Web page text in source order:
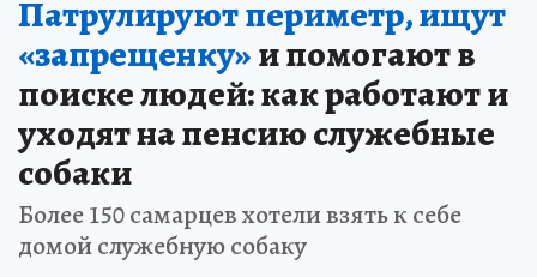
Патрулируют периметр, ищут
«запрещенку»и помогают в
поиске людей: как работают и
уходят на пенсию служебные
собаки
Более 150 самарцев хотели взять к себе
домой служебную собаку